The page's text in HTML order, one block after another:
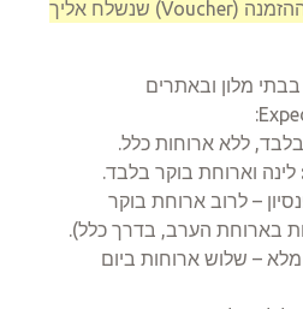
המופיע באישור ההזמנה (Voucher) שנשלח אליך
מלון ובאתרים
:
ללא ארוחות כלל.
וארוחת בוקר בלבד.
– לרוב ארוחת בוקר
בארוחת הערב, בדרך כלל).
– שלוש ארוחות ביום